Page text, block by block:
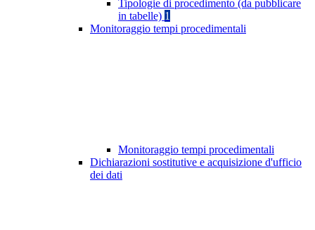
Tipologie di procedimento (da pubblicare
in tabelle) 1
Monitoraggio tempi procedimentali
Monitoraggio tempi procedimentali
Dichiarazioni sostitutive e acquisizione d'ufficio
dei dati